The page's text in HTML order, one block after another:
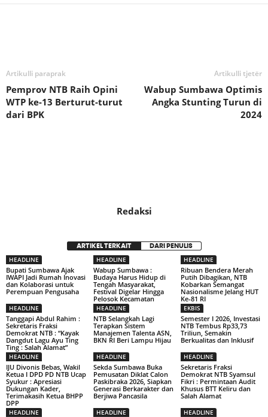
Artikulli paraprak
Pemprov NTB Raih Opini
WTP ke-13 Berturut-turut
dari BPK
Artikulli tjetër
Wabup Sumbawa Optimis
Angka Stunting Turun di
2024
Redaksi
ARTIKEL TERKAIT DARI PENULIS
HEADLINE
Bupati Sumbawa Ajak
IWAPI Jadi Rumah Inovasi
dan Kolaborasi untuk
Perempuan Pengusaha
HEADLINE
Wabup Sumbawa :
Budaya Harus Hidup di
Tengah Masyarakat,
Festival Digelar Hingga
Pelosok Kecamatan
HEADLINE
Ribuan Bendera Merah
Putih Dibagikan, NTB
Kobarkan Semangat
Nasionalisme Jelang HUT
Ke-81 RI
HEADLINE
Tanggapi Abdul Rahim :
Sekretaris Fraksi
Demokrat NTB : “Kayak
Dangdut Lagu Ayu Ting
Ting : Salah Alamat”
HEADLINE
NTB Selangkah Lagi
Terapkan Sistem
Manajemen Talenta ASN,
BKN RI Beri Lampu Hijau
EKBIS
Semester I 2026, Investasi
NTB Tembus Rp33,73
Triliun, Semakin
Berkualitas dan Inklusif
HEADLINE
IJU Divonis Bebas, Wakil
Ketua I DPD PD NTB Ucap
Syukur : Apresiasi
Dukungan Kader,
Terimakasih Ketua BHPP
DPP
HEADLINE
Sekda Sumbawa Buka
Pemusatan Diklat Calon
Paskibraka 2026, Siapkan
Generasi Berkarakter dan
Berjiwa Pancasila
HEADLINE
Sekretaris Fraksi
Demokrat NTB Syamsul
Fikri : Permintaan Audit
Khusus BTT Keliru dan
Salah Alamat
HEADLINE HEADLINE HEADLINE